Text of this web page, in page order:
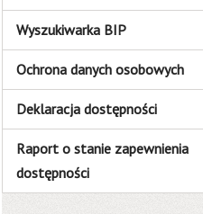
Wyszukiwarka BIP
Ochrona danych osobowych
Deklaracja dostępności
Raport o stanie zapewnienia
dostępności